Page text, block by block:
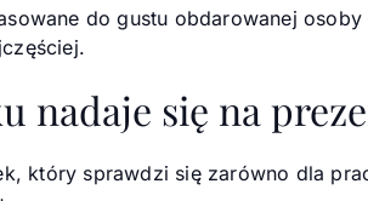
do gustu obdarowanej
nadaje się na
który sprawdzi się zarówno dla